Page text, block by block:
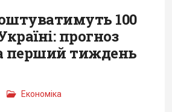
100
прогноз
перший тиждень
Економіка